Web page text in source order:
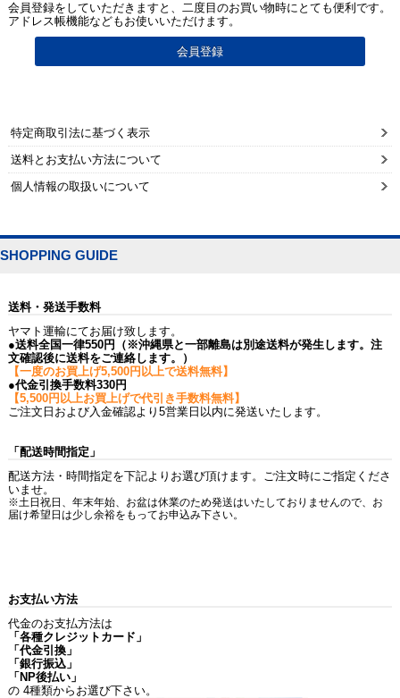
会員登録をしていただきますと、二度目のお買い物時にとても便利です。
アドレス帳機能などもお使いいただけます。
特定商取引法に基づく表示
送料とお支払い方法について
個人情報の取扱いについて
SHOPPING GUIDE
送料・発送手数料
ヤマト運輸にてお届け致します。
●送料全国一律550円（※沖縄県と一部離島は別途送料が発生します。注
文確認後に送料をご連絡します。）
【一度のお買上げ5,500円以上で送料無料】
●代金引換手数料330円
【5,500円以上お買上げで代引き手数料無料】
ご注文日および入金確認より5営業日以内に発送いたします。
「配送時間指定」
配送方法・時間指定を下記よりお選び頂けます。ご注文時にご指定くださ
いませ。
※土日祝日、年末年始、お盆は休業のため発送はいたしておりませんので、お
届け希望日は少し余裕をもってお申込み下さい。
お支払い方法
代金のお支払方法は
「各種クレジットカード」
「代金引換」
「銀行振込」
「NP後払い」
の 4種類からお選び下さい。